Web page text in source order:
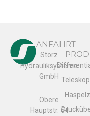
ANFAHRT
Storz
Hydrauliksysteme
GmbH
Obere
Hauptstr. 64